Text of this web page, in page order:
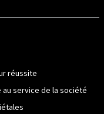
réussite
service de la société